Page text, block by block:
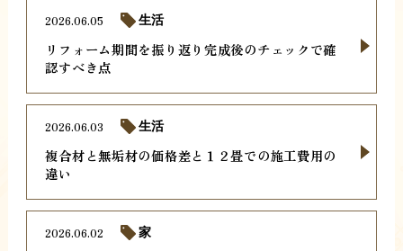
リフォーム期間を振り返り完成後のチェックで確
認すべき点
2026.06.05 生活
複合材と無垢材の価格差と１２畳での施工費用の
違い
2026.06.03 生活
2026.06.02 家